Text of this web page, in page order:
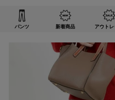
パンツ 新着商品 アウトレ